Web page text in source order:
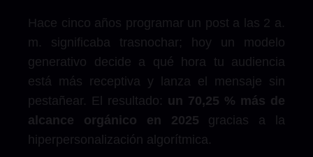
Hace cinco años programar un post a las 2 a.
m. significaba trasnochar; hoy un modelo
generativo decide a qué hora tu audiencia
está más receptiva y lanza el mensaje sin
pestañear. El resultado: un 70,25 % más de
alcance orgánico en 2025 gracias a la
hiperpersonalización algorítmica.